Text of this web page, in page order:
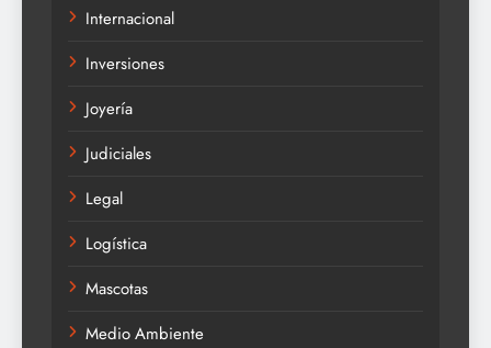
Internacional
Inversiones
Joyería
Judiciales
Legal
Logística
Mascotas
Medio Ambiente